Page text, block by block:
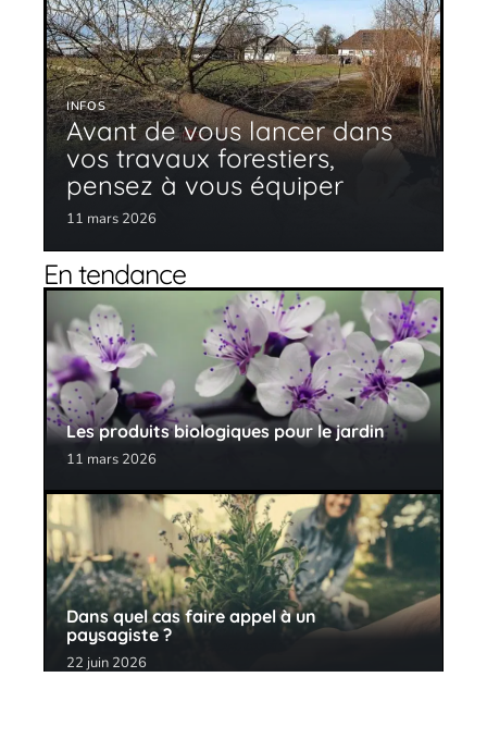
INFOS
Avant de vous lancer dans
vos travaux forestiers,
pensez à vous équiper
11 mars 2026
En tendance
Les produits biologiques pour le jardin
11 mars 2026
Dans quel cas faire appel à un
paysagiste ?
22 juin 2026